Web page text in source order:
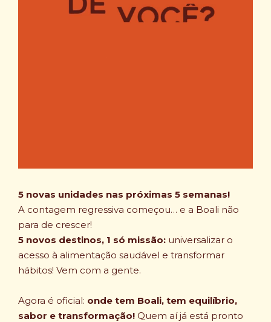
5 novas unidades nas próximas 5 semanas!
A contagem regressiva começou… e a Boali não
para de crescer!
5 novos destinos, 1 só missão: universalizar o
acesso à alimentação saudável e transformar
hábitos! Vem com a gente.
Agora é oficial: onde tem Boali, tem equilíbrio,
sabor e transformação! Quem aí já está pronto